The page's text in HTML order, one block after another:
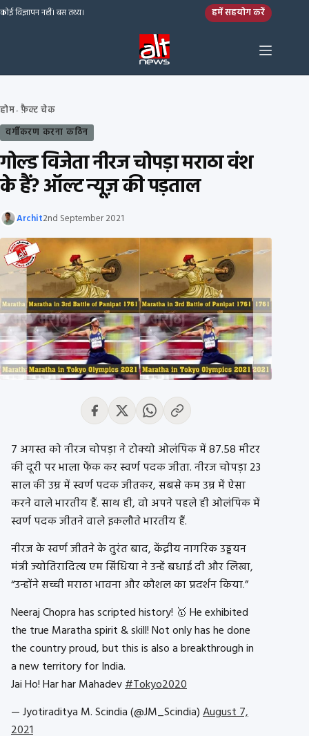
Skip to content
कोई विज्ञापन नहीं। बस तथ्य। हमें सहयोग करें
होम› फ़ैक्ट चेक
वर्गीकरण करना कठिन
गोल्ड विजेता नीरज चोपड़ा मराठा वंश
के हैं? ऑल्ट न्यूज़ की पड़ताल
Archit2nd September 2021
7 अगस्त को नीरज चोपड़ा ने टोक्यो ओलंपिक में 87.58 मीटर
की दूरी पर भाला फेंक कर स्वर्ण पदक जीता. नीरज चोपड़ा 23
साल की उम्र में स्वर्ण पदक जीतकर, सबसे कम उम्र में ऐसा
करने वाले भारतीय हैं. साथ ही, वो अपने पहले ही ओलंपिक में
स्वर्ण पदक जीतने वाले इकलौते भारतीय हैं.
नीरज के स्वर्ण जीतने के तुरंत बाद, केंद्रीय नागरिक उड्डयन
मंत्री ज्योतिरादित्य एम सिंधिया ने उन्हें बधाई दी और लिखा,
“उन्होंने सच्ची मराठा भावना और कौशल का प्रदर्शन किया.”
Neeraj Chopra has scripted history! 🥇 He exhibited
the true Maratha spirit & skill! Not only has he done
the country proud, but this is also a breakthrough in
a new territory for India.
Jai Ho! Har har Mahadev#Tokyo2020
— Jyotiraditya M. Scindia (@JM_Scindia)August 7,
2021